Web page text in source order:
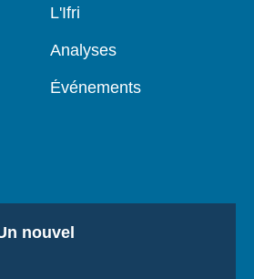
Navigation
L'Ifri
Analyses
Événements
nouvel